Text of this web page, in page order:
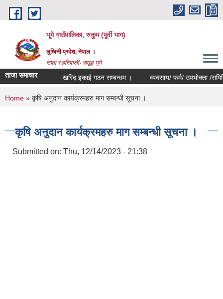
Skip to main content
भूमे गाउँपालिका, रुकुम (पूर्वी भाग)
लुम्बिनी प्रदेश, नेपाल ।
सफा र हरियालीः समृद्ध भूमे
ताजा समाचार खरिद इकाई गठन सम्बन्धम । व्यवसाय/ फर्म/ उपभोक्ता /समिति/
You are here
Home » कृषि अनुदान कार्यक्रमहरु माग सम्बन्धी सूचना ।
कृषि अनुदान कार्यक्रमहरु माग सम्बन्धी सूचना ।
Submitted on: Thu, 12/14/2023 - 21:38